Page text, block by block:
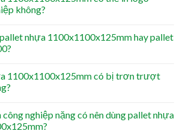
không?
nhựa 1100x1100x125mm hay pallet
1100x1100x125mm có bị trơn trượt
công nghiệp nặng có nên dùng pallet nhựa